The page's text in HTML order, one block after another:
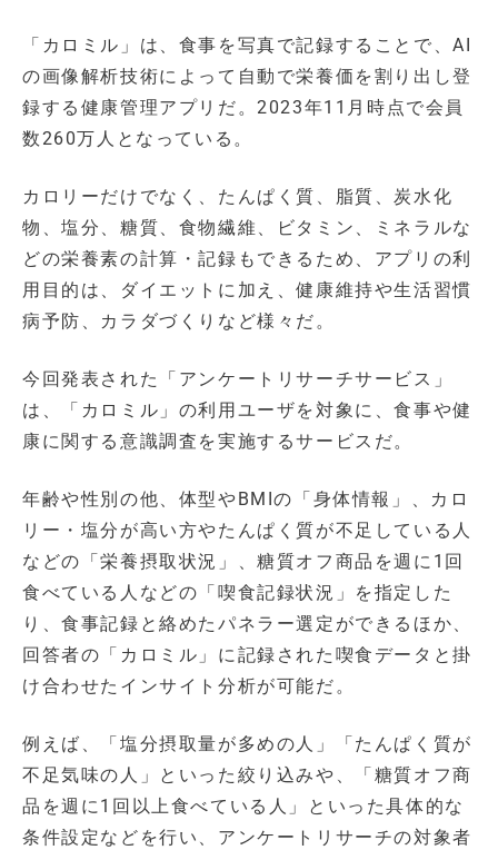
「カロミル」は、食事を写真で記録することで、AI
の画像解析技術によって自動で栄養価を割り出し登
録する健康管理アプリだ。2023年11月時点で会員
数260万人となっている。
カロリーだけでなく、たんぱく質、脂質、炭水化
物、塩分、糖質、食物繊維、ビタミン、ミネラルな
どの栄養素の計算・記録もできるため、アプリの利
用目的は、ダイエットに加え、健康維持や生活習慣
病予防、カラダづくりなど様々だ。
今回発表された「アンケートリサーチサービス」
は、「カロミル」の利用ユーザを対象に、食事や健
康に関する意識調査を実施するサービスだ。
年齢や性別の他、体型やBMIの「身体情報」、カロ
リー・塩分が高い方やたんぱく質が不足している人
などの「栄養摂取状況」、糖質オフ商品を週に1回
食べている人などの「喫食記録状況」を指定した
り、食事記録と絡めたパネラー選定ができるほか、
回答者の「カロミル」に記録された喫食データと掛
け合わせたインサイト分析が可能だ。
例えば、「塩分摂取量が多めの人」「たんぱく質が
不足気味の人」といった絞り込みや、「糖質オフ商
品を週に1回以上食べている人」といった具体的な
条件設定などを行い、アンケートリサーチの対象者